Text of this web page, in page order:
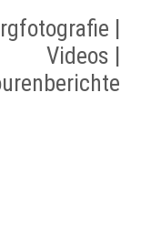
|
Videos |